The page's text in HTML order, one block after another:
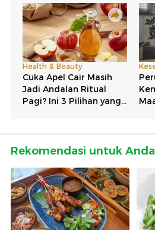
Rekomendasi untuk Anda